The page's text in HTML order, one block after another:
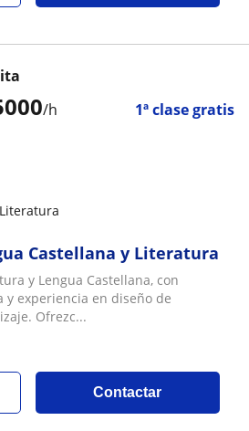
/h 1ª clase gratis
Castellana y Literatura
y Lengua Castellana, con
y experiencia en diseño de
Ofrezc...
Contactar